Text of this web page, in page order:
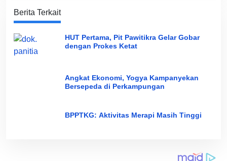
Berita Terkait
HUT Pertama, Pit Pawitikra Gelar Gobar
dengan Prokes Ketat
Angkat Ekonomi, Yogya Kampanyekan
Bersepeda di Perkampungan
BPPTKG: Aktivitas Merapi Masih Tinggi